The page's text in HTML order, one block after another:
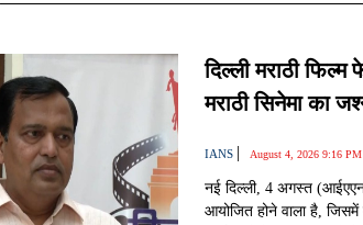
दिल्ली मराठी
मराठी सिनेमा का
IANS | August 4, 2026 9:16 PM
नई दिल्ली, 4 अगस्त
आयोजित होने वाला है,